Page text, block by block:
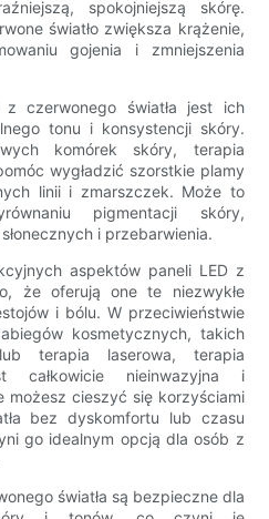
spokojniejszą skórę.
światło zwiększa krążenie,
gojenia i zmniejszenia
z czerwonego światła jest ich
tonu i konsystencji skóry.
komórek skóry, terapia
wygładzić szorstkie plamy
linii i zmarszczek. Może to
pigmentacji skóry,
i przebarwienia.
aspektów paneli LED z
że oferują one te niezwykłe
i bólu. W przeciwieństwie
kosmetycznych, takich
terapia laserowa, terapia
całkowicie nieinwazyjna i
możesz cieszyć się korzyściami
bez dyskomfortu lub czasu
go idealnym opcją dla osób z
światła są bezpieczne dla